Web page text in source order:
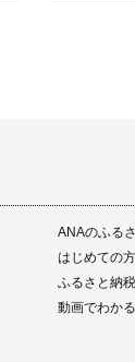
ANAのふる
はじめての
ふるさと納
動画でわか